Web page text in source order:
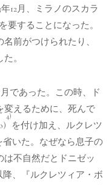
12月、ミラノのスカラ
要することになった。
前がつけられたり、
。
であった。この時、ド
変えるために、死んで
4)
を付け加え、ルクレツ
省いた。なぜなら息子の
不自然だとドニゼッ
降、『ルクレツィア・ボ